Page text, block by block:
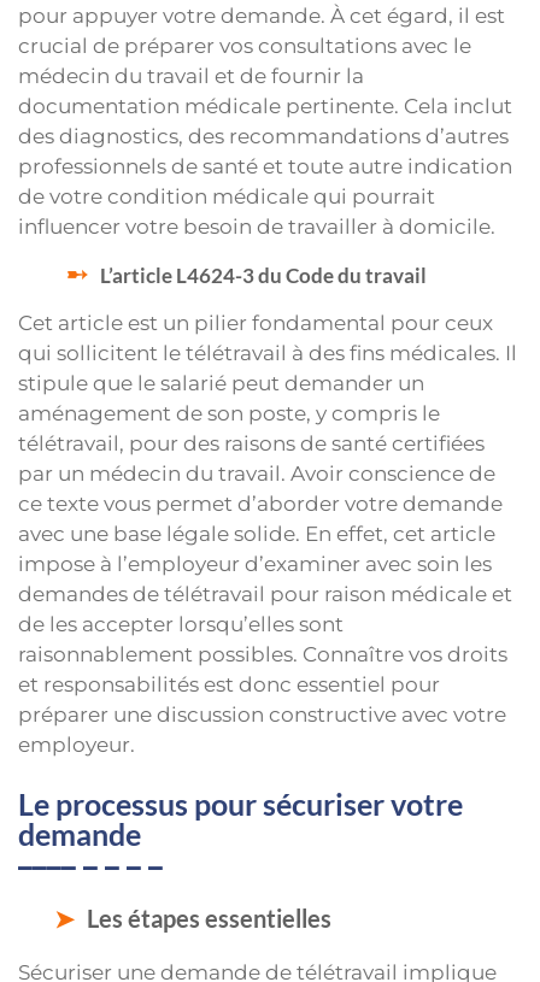
pour appuyer votre demande. À cet égard, il est
crucial de préparer vos consultations avec le
médecin du travail et de fournir la
documentation médicale pertinente. Cela inclut
des diagnostics, des recommandations d’autres
professionnels de santé et toute autre indication
de votre condition médicale qui pourrait
influencer votre besoin de travailler à domicile.
L’article L4624-3 du Code du travail
Cet article est un pilier fondamental pour ceux
qui sollicitent le télétravail à des fins médicales. Il
stipule que le salarié peut demander un
aménagement de son poste, y compris le
télétravail, pour des raisons de santé certifiées
par un médecin du travail. Avoir conscience de
ce texte vous permet d’aborder votre demande
avec une base légale solide. En effet, cet article
impose à l’employeur d’examiner avec soin les
demandes de télétravail pour raison médicale et
de les accepter lorsqu’elles sont
raisonnablement possibles. Connaître vos droits
et responsabilités est donc essentiel pour
préparer une discussion constructive avec votre
employeur.
Le processus pour sécuriser votre
demande
Les étapes essentielles
Sécuriser une demande de télétravail implique